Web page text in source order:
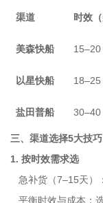
渠道 时效（
美森快船 15–20
以星快船 18–25
盐田普船 30–40
三、渠道选择5大技
1. 按时效需求选
急补货（7–15天）
平衡时效与成本：